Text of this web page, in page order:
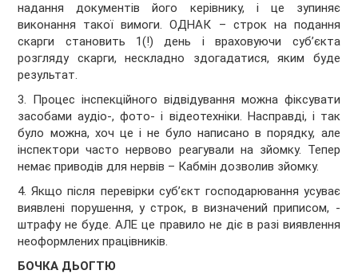
надання документів його керівнику, і це зупиняє
виконання такої вимоги. ОДНАК – строк на подання
скарги становить 1(!) день і враховуючи суб’єкта
розгляду скарги, нескладно здогадатися, яким буде
результат.
3. Процес інспекційного відвідування можна фіксувати
засобами аудіо-, фото- і відеотехніки. Насправді, і так
було можна, хоч це і не було написано в порядку, але
інспектори часто нервово реагували на зйомку. Тепер
немає приводів для нервів – Кабмін дозволив зйомку.
4. Якщо після перевірки суб’єкт господарювання усуває
виявлені порушення, у строк, в визначений приписом, -
штрафу не буде. АЛЕ це правило не діє в разі виявлення
неоформлених працівників.
БОЧКА ДЬОГТЮ